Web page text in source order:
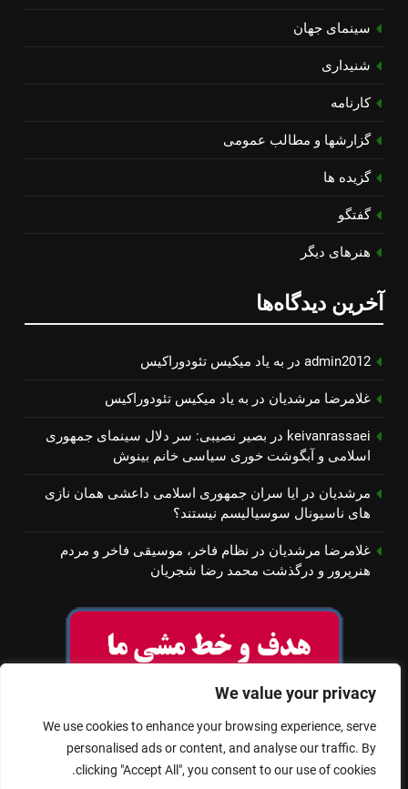
We value your privacy
We use cookies to enhance your browsing experience, serve
personalised ads or content, and analyse our traffic. By
clicking "Accept All", you consent to our use of cookies.
سینمای جهان
شنیداری
کارنامه
گزارشها و مطالب عمومی
گزیده ها
گفتگو
هنرهای دیگر
آخرین دیدگاه‌ها
admin2012 در به یاد میكیس تئودوراكیس
غلامرضا مرشدیان در به یاد میكیس تئودوراكیس
keivanrassaei در بصیر نصیبی: سر دلال سینمای جمهوری
اسلامی و آبگوشت خوری سیاسی خانم بینوش
مرشدیان در ایا سران جمهوری اسلامی داعشی همان نازی
های ناسیونال سوسیالیسم نیستند؟
غلامرضا مرشدیان در نظام فاخر، موسیقی فاخر و مردم
هنرپرور و درگذشت محمد رضا شجریان